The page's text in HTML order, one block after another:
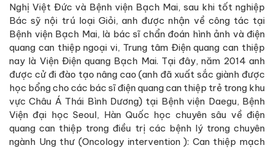
Nghị Việt Đức và Bệnh viện Bạch Mai, sau khi tốt nghiệp
Bác sỹ nội trú loại Giỏi, anh được nhận về công tác tại
Bệnh viện Bạch Mai, là bác sĩ chẩn đoán hình ảnh và điện
quang can thiệp ngoại vi, Trung tâm Điện quang can thiệp
nay là Viện Điện quang Bạch Mai. Tại đây, năm 2014 anh
được cử đi đào tạo nâng cao (anh đã xuất sắc giành được
học bổng cho các bác sĩ điện quang can thiệp trẻ trong khu
vực Châu Á Thái Bình Dương) tại Bệnh viện Daegu, Bệnh
Viện đại học Seoul, Hàn Quốc học chuyên sâu về điện
quang can thiệp trong điều trị các bệnh lý trong chuyên
ngành Ung thư (Oncology intervention ): Can thiệp mạch